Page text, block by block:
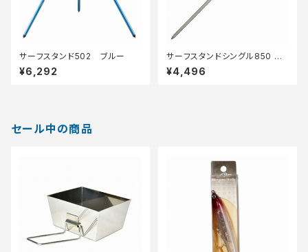
サーフスタンド502 ブルー
¥6,292
サーフスタンドシングル850 シ
ルバー
¥4,496
セール中の商品